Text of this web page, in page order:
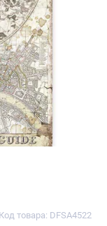
Код товара: DFSA4522